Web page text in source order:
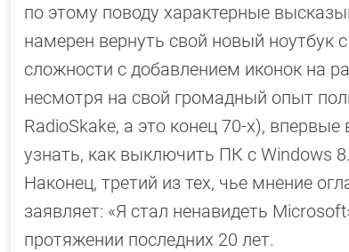
по этому поводу характерные
намерен вернуть свой новый ноутбук
сложности с добавлением иконок на
несмотря на свой громадный опыт
RadioSkake, а это конец 70-х),
узнать, как выключить ПК с Windows
Наконец, третий из тех, чье мнение
заявляет: «Я стал ненавидеть
протяжении последних 20 лет.